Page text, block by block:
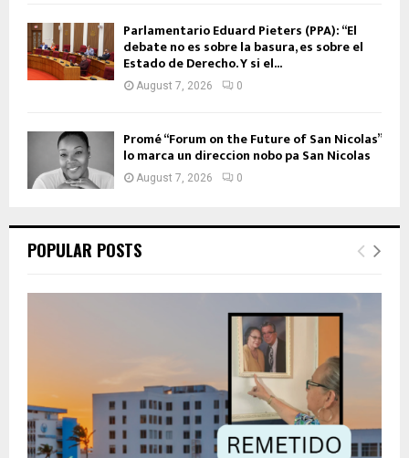
Parlamentario Eduard Pieters (PPA): “El
debate no es sobre la basura, es sobre el
Estado de Derecho. Y si el...
August 7, 2026 0
Promé “Forum on the Future of San Nicolas”
lo marca un direccion nobo pa San Nicolas
August 7, 2026 0
POPULAR POSTS